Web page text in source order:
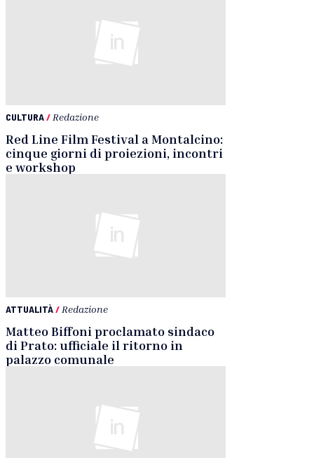
CULTURA/ Redazione
Red Line Film Festival a Montalcino:
cinque giorni di proiezioni, incontri
e workshop
ATTUALITÀ/ Redazione
Matteo Biffoni proclamato sindaco
di Prato: ufficiale il ritorno in
palazzo comunale